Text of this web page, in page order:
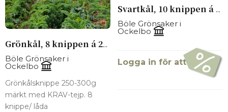
Grönkål, 8 knippen á 250-300g
Böle Grönsaker i
Ockelbo
Grönkålsknippe 250-300g
märkt med KRAV-tejp. 8
knippe/ låda
Svartkål, 10 knippen á 250-300g
Böle Grönsaker i
Ockelbo
Logga in för att se pris